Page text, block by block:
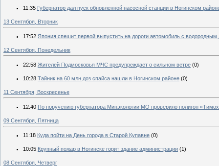
11:35 Губернатор дал пуск обновленной насосной станции в Ногинском
13 Сентября, Вторник
17:52 Япония спешит первой выпустить на дороги автомобиль с водородным
12 Сентября, Понедельник
22:58 Жителей Подмосковья МЧС предупреждает о сильном ветре (0)
10:28 Тайник на 60 млн доз спайса нашли в Ногинском районе (0)
11 Сентября, Воскресенье
12:40 По поручению губернатора Минэкологии МО проверило полигон
09 Сентября, Пятница
11:18 Куда пойти на День города в Старой Купавне (0)
10:05 Крупный пожар в Ногинске горит здание администрации (1)
08 Сентября, Четверг